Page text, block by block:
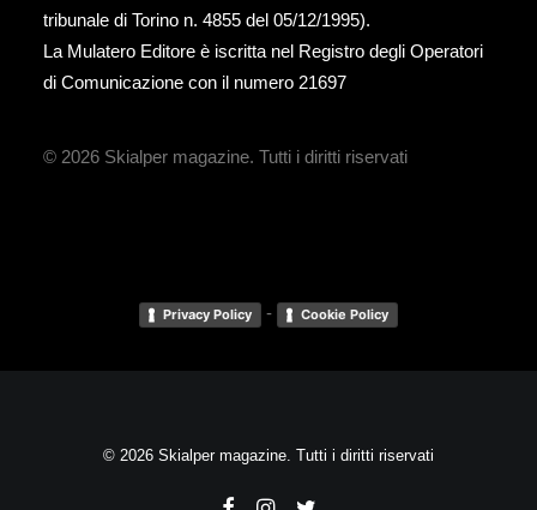
tribunale di Torino n. 4855 del 05/12/1995).
La Mulatero Editore è iscritta nel Registro degli Operatori
di Comunicazione con il numero 21697
© 2026 Skialper magazine. Tutti i diritti riservati
Privacy Policy - Cookie Policy
© 2026 Skialper magazine. Tutti i diritti riservati